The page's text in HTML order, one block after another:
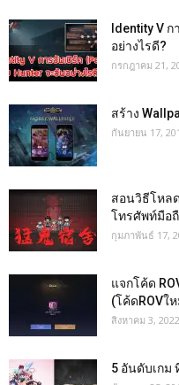
Identity V
อย่างไรดี?
กรกฎาคม 21,
สร้าง
กันยายน 17,
สอนวิธีโหล
โทรศัพท์มือ
กุมภาพันธ์ 17,
แจกโค้ด
(โค้ดROVใ
สิงหาคม 3, 2022
5 อันดับเกม